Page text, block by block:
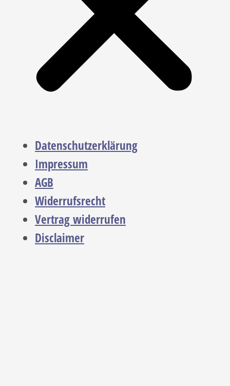
Datenschutzerklärung
Impressum
AGB
Widerrufsrecht
Vertrag widerrufen
Disclaimer